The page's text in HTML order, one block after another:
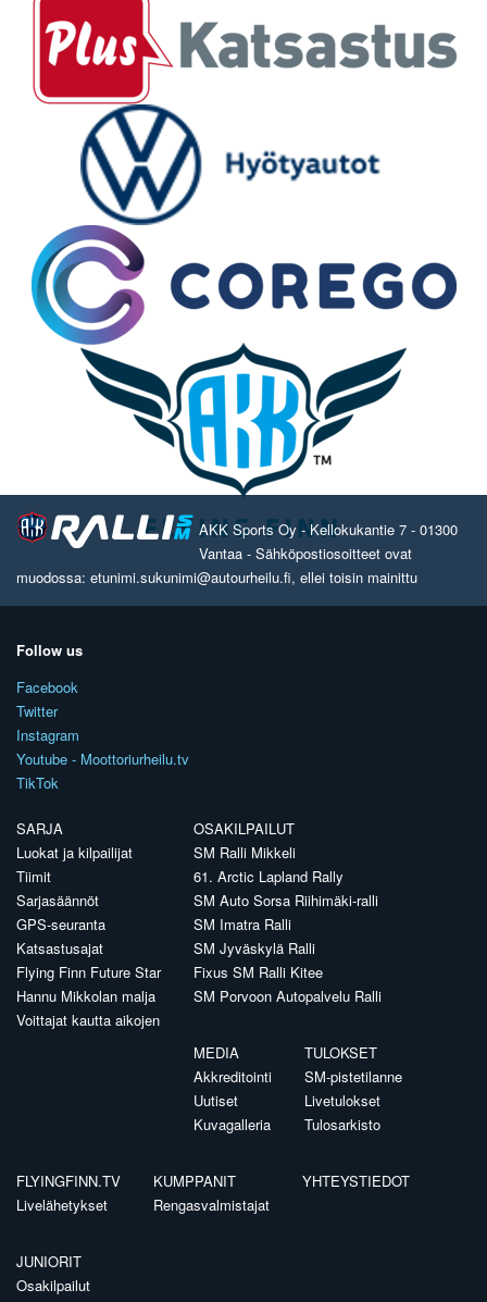
AKK Sports Oy - Kellokukantie 7 - 01300
Vantaa - Sähköpostiosoitteet ovat
muodossa: etunimi.sukunimi@autourheilu.fi, ellei toisin mainittu
Follow us
Facebook
Twitter
Instagram
Youtube - Moottoriurheilu.tv
TikTok
SARJA
Luokat ja kilpailijat
Tiimit
Sarjasäännöt
GPS-seuranta
Katsastusajat
Flying Finn Future Star
Hannu Mikkolan malja
Voittajat kautta aikojen
OSAKILPAILUT
SM Ralli Mikkeli
61. Arctic Lapland Rally
SM Auto Sorsa Riihimäki-ralli
SM Imatra Ralli
SM Jyväskylä Ralli
Fixus SM Ralli Kitee
SM Porvoon Autopalvelu Ralli
MEDIA
Akkreditointi
Uutiset
Kuvagalleria
TULOKSET
SM-pistetilanne
Livetulokset
Tulosarkisto
FLYINGFINN.TV
Livelähetykset
KUMPPANIT
Rengasvalmistajat
YHTEYSTIEDOT
JUNIORIT
Osakilpailut